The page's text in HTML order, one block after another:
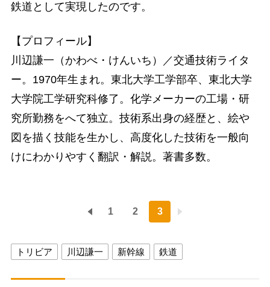
鉄道として実現したのです。
【プロフィール】
川辺謙一（かわべ・けんいち）／交通技術ライタ
ー。1970年生まれ。東北大学工学部卒、東北大学
大学院工学研究科修了。化学メーカーの工場・研
究所勤務をへて独立。技術系出身の経歴と、絵や
図を描く技能を生かし、高度化した技術を一般向
けにわかりやすく翻訳・解説。著書多数。
1 2 3
トリビア 川辺謙一 新幹線 鉄道